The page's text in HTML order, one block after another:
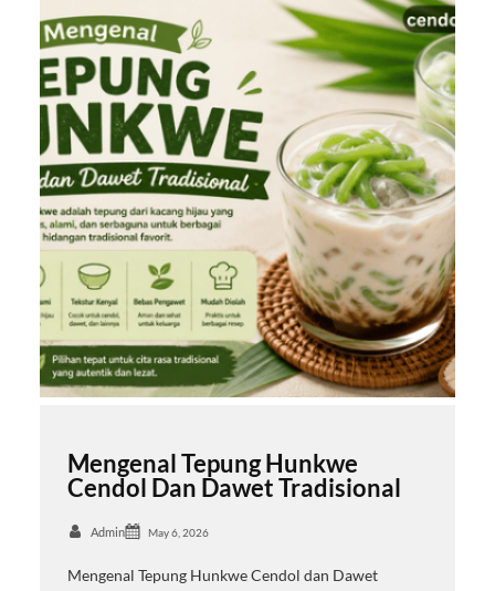
Mengenal Tepung Hunkwe
Cendol Dan Dawet Tradisional
Admin May 6, 2026
Mengenal Tepung Hunkwe Cendol dan Dawet